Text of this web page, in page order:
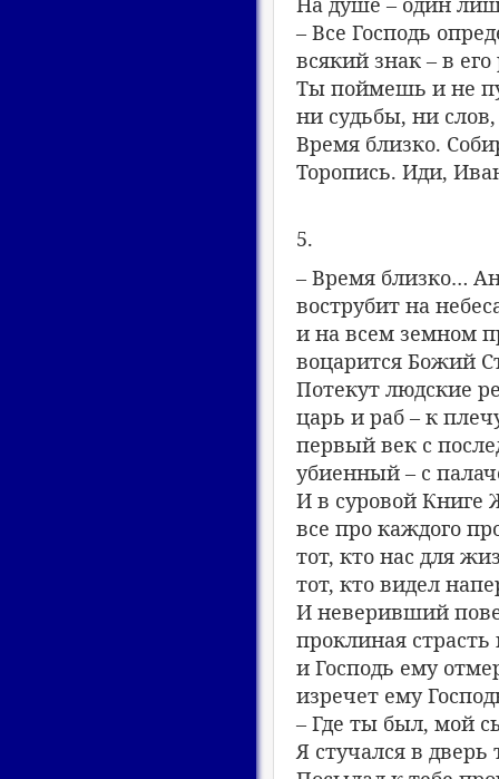
– Все Господь
всякий знак – в его
Ты поймешь и не
ни судьбы, ни
Время близко.
Торопись. Иди,
5.
– Время близко…
вострубит на
и на всем земном
воцарится Божий
Потекут людские
царь и раб – к
первый век с
убиенный – с
И в суровой Книге
все про каждого
тот, кто нас для
тот, кто видел
И неверивший
проклиная страсть
и Господь ему
изречет ему
– Где ты был, мой
Я стучался в дверь